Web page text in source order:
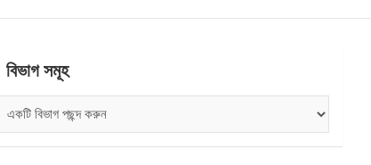
বিভাগ সমূহ
সমূহ